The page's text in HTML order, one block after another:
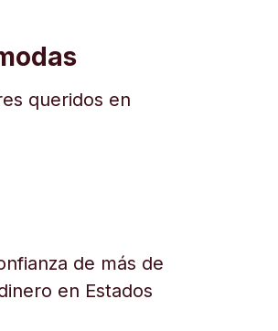
queridos en
de más de
en Estados